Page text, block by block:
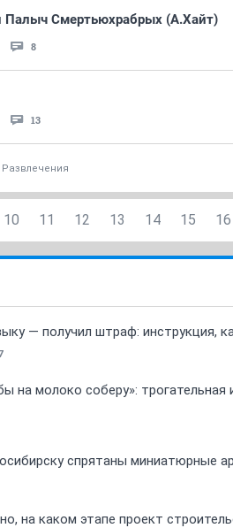
Палыч Смертьюхрабрых (А.Хайт)
8
13
10 11 12 13 14 15 16
— получил штраф: инструкция,
на молоко соберу»:
спрятаны миниатюрные
на каком этапе проект